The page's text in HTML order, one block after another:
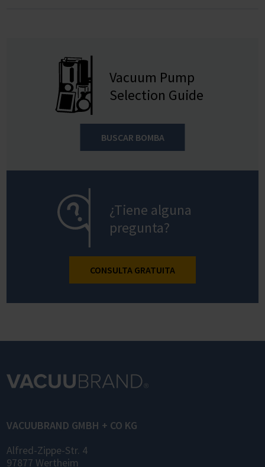
Vacuum Pump
Selection Guide
BUSCAR BOMBA
¿Tiene alguna
pregunta?
CONSULTA GRATUITA
VACUUBRAND GMBH + CO KG
Alfred-Zippe-Str. 4
97877 Wertheim